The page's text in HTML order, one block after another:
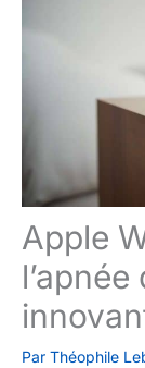
Apple
Par Théophile